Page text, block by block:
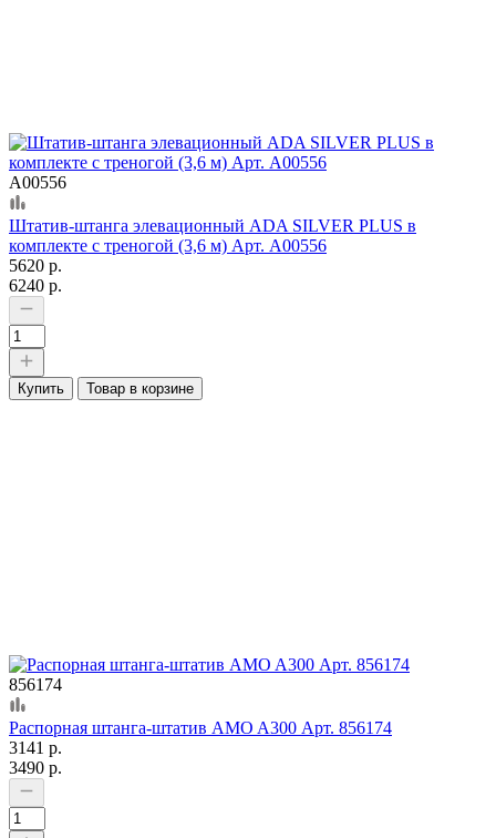
А00556
Штатив-штанга элевационный ADA SILVER PLUS в
комплекте с треногой (3,6 м) Арт. А00556
5620 р.
6240 р.
Купить Товар в корзине
856174
Распорная штанга-штатив AMO A300 Арт. 856174
3141 р.
3490 р.